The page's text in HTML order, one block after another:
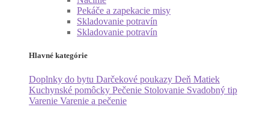
Pekáče a zapekacie misy
Skladovanie potravín
Skladovanie potravín
Hlavné kategórie
Doplnky do bytu Darčekové poukazy Deň Matiek
Kuchynské pomôcky Pečenie Stolovanie Svadobný tip
Varenie Varenie a pečenie